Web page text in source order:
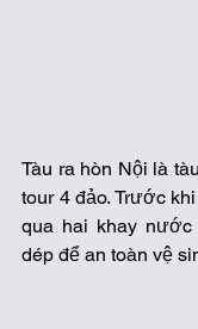
Tàu ra hòn Nội là
tour 4 đảo. Trước
qua hai khay
dép để an toàn vệ